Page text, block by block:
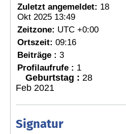
Zuletzt angemeldet: 18
Okt 2025 13:49
Zeitzone: UTC +0:00
Ortszeit: 09:16
Beiträge : 3
Profilaufrufe : 1
Geburtstag : 28
Feb 2021
Signatur